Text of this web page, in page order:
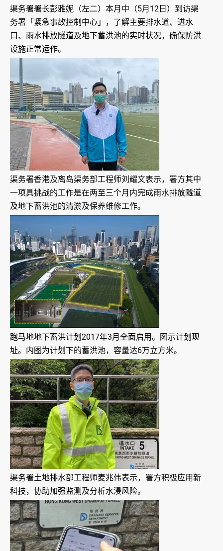
渠务署署长彭雅妮（左二）本月中（5月12日）到访渠
务署「紧急事故控制中心」，了解主要排水道、进水
口、雨水排放隧道及地下蓄洪池的实时状况，确保防洪
设施正常运作。
渠务署香港及离岛渠务部工程师刘耀文表示，署方其中
一项具挑战的工作是在两至三个月内完成雨水排放隧道
及地下蓄洪池的清淤及保养维修工作。
跑马地地下蓄洪计划2017年3月全面启用。图示计划现
址。内图为计划下的蓄洪池，容量达6万立方米。
渠务署土地排水部工程师麦兆伟表示，署方积极应用新
科技，协助加强监测及分析水浸风险。